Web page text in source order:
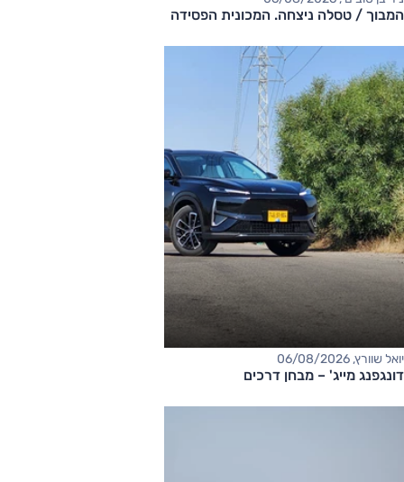
המבוך / טסלה ניצחה. המכונית הפסידה
יואל שוורץ, 06/08/2026
דונגפנג מייג' – מבחן דרכים